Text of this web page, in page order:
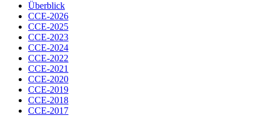
Überblick
CCE-2026
CCE-2025
CCE-2023
CCE-2024
CCE-2022
CCE-2021
CCE-2020
CCE-2019
CCE-2018
CCE-2017